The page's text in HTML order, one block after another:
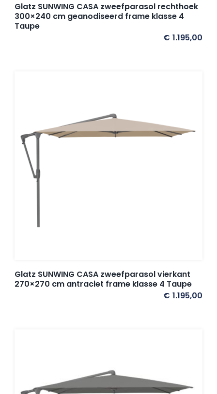
Glatz SUNWING CASA zweefparasol rechthoek
300×240 cm geanodiseerd frame klasse 4
Taupe
€ 1.195,00
Glatz SUNWING CASA zweefparasol vierkant
270×270 cm antraciet frame klasse 4 Taupe
€ 1.195,00